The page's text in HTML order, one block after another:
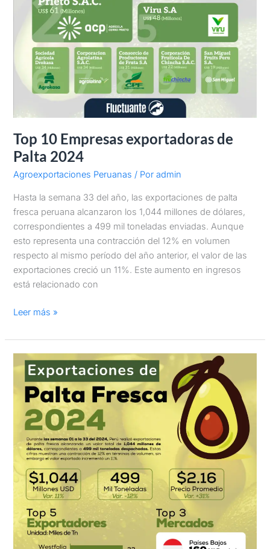
Top 10 Empresas exportadoras de
Palta 2024
Agroexportaciones Peruanas / Poradmin
Hasta la semana 33 del año, las exportaciones de palta
fresca peruana alcanzaron los 1,044 millones de dólares,
correspondientes a 499 mil toneladas enviadas. Aunque
esto representa una contracción del 12% en volumen
respecto al mismo período del año anterior, el valor de las
exportaciones creció un 11%. Este aumento en ingresos
está relacionado con
Leer más »
Exportaciones
palta
fresca
2024